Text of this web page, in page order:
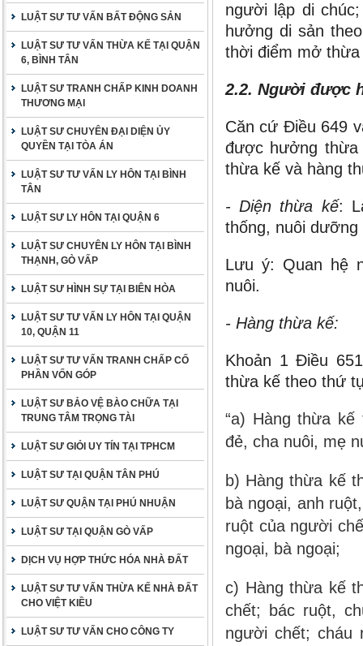
LUẬT SƯ TƯ VẤN BẤT ĐỘNG SẢN
LUẬT SƯ TƯ VẤN THỪA KẾ TẠI QUẬN
6, BÌNH TÂN
LUẬT SƯ TRANH CHẤP KINH DOANH
THƯƠNG MẠI
LUẬT SƯ CHUYÊN ĐẠI DIỆN ỦY
QUYỀN TẠI TÒA ÁN
LUẬT SƯ TƯ VẤN LY HÔN TẠI BÌNH
TÂN
LUẬT SƯ LY HÔN TẠI QUẬN 6
LUẬT SƯ CHUYÊN LY HÔN TẠI BÌNH
THẠNH, GÒ VẤP
LUẬT SƯ HÌNH SỰ TẠI BIÊN HÒA
LUẬT SƯ TƯ VẤN LY HÔN TẠI QUẬN
10, QUẬN 11
LUẬT SƯ TƯ VẤN TRANH CHẤP CỐ
PHẦN VỐN GÓP
LUẬT SƯ BẢO VỆ BÀO CHỮA TẠI
TRUNG TÂM TRỌNG TÀI
LUẬT SƯ GIỎI UY TÍN TẠI TPHCM
LUẬT SƯ TẠI QUẬN TÂN PHÚ
LUẬT SƯ QUẬN TẠI PHÚ NHUẬN
LUẬT SƯ TẠI QUẬN GÒ VẤP
DỊCH VỤ HỢP THỨC HÓA NHÀ ĐẤT
LUẬT SƯ TƯ VẤN THỪA KẾ NHÀ ĐẤT
CHO VIỆT KIỀU
LUẬT SƯ TƯ VẤN CHO CÔNG TY
người lập di
hưởng di sản
thời điểm mở thừa
2.2. Người được
Căn cứ Điều 649
được hưởng thừa
thừa kế và hàng
- Diện thừa kế:
thống, nuôi
Lưu ý: Quan hệ
nuôi.
- Hàng thừa kế:
Khoản 1 Điều
thừa kế theo thứ
“a) Hàng thừa
đẻ, cha nuôi, mẹ
b) Hàng thừa kế
bà ngoại, anh
ruột của người
ngoại, bà ngoại;
c) Hàng thừa kế
chết; bác ruột,
người chết; cháu